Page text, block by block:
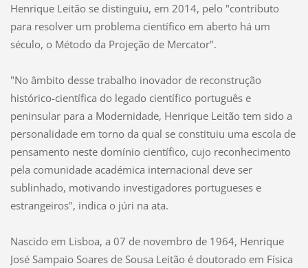
Henrique Leitão se distinguiu, em 2014, pelo "contributo
para resolver um problema científico em aberto há um
século, o Método da Projeção de Mercator".
"No âmbito desse trabalho inovador de reconstrução
histórico-científica do legado científico português e
peninsular para a Modernidade, Henrique Leitão tem sido a
personalidade em torno da qual se constituiu uma escola de
pensamento neste domínio científico, cujo reconhecimento
pela comunidade académica internacional deve ser
sublinhado, motivando investigadores portugueses e
estrangeiros", indica o júri na ata.
Nascido em Lisboa, a 07 de novembro de 1964, Henrique
José Sampaio Soares de Sousa Leitão é doutorado em Física